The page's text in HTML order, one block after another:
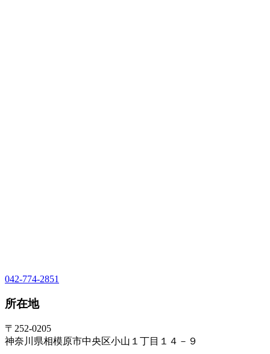
042-774-2851
所在地
〒252-0205
神奈川県相模原市中央区小山１丁目１４－９